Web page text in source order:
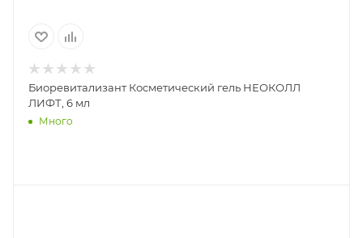
Биоревитализант Косметический гель НЕОКОЛЛ
ЛИФТ, 6 мл
Много